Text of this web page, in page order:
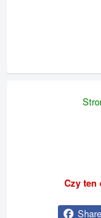
Czy ten
Share